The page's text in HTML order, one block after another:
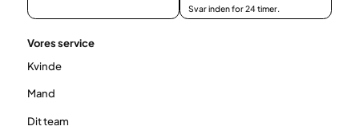
Svar inden for 24 timer.
Vores service
Kvinde
Mand
Dit team